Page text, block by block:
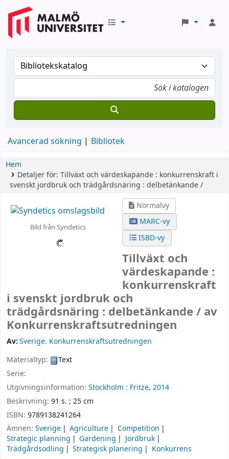
Avancerad sökning Bibliotek
Hem
Detaljer för: Tillväxt och värdeskapande : konkurrenskraft i
svenskt jordbruk och trädgårdsnäring : delbetänkande /
Bild från Syndetics
Normalvy
MARC-vy
ISBD-vy
Tillväxt och
värdeskapande :
konkurrenskraft
i svenskt jordbruk och
trädgårdsnäring : delbetänkande / av
Konkurrenskraftsutredningen
Av:Sverige. Konkurrenskraftsutredningen
Materialtyp:
Text
Serie:
Utgivningsinformation: Stockholm : Fritze, 2014
Beskrivning: 91 s. ; 25 cm
ISBN: 9789138241264
Ämnen: Sverige Agriculture
Competition
Strategic planning
Gardening
Jordbruk
Trädgårdsodling
Strategisk planering
Konkurrens